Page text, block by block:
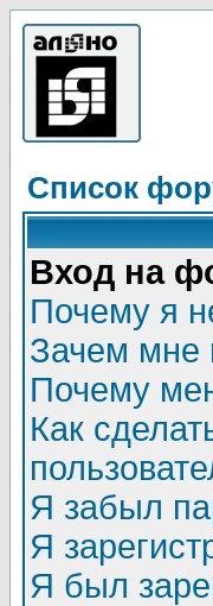
Список
Вход на
Почему я
Зачем мне
Почему
Как
Я забыл
Я
Я был